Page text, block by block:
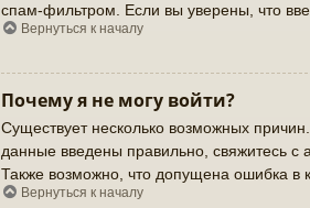
спам-фильтром. Если вы уверены, что
Вернуться к началу
Почему я не могу войти?
Существует несколько возможных
данные введены правильно, свяжитесь с
Также возможно, что допущена ошибка в
Вернуться к началу